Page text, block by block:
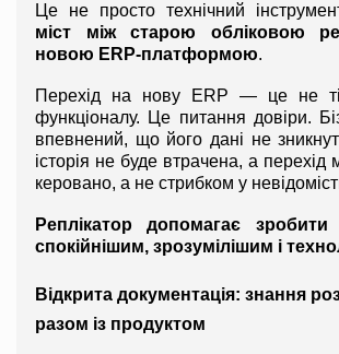
міст між старою обліковою
новою ERP-платформою.
Перехід на нову ERP — це не
функціоналу. Це питання довіри.
впевнений, що його дані не
історія не буде втрачена, а перехід
керовано, а не стрибком у
Реплікатор допомагає
спокійнішим, зрозумілішим і
Відкрита документація: знання
разом із продуктом